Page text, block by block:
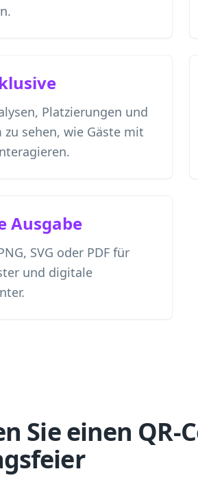
Platzierungen und
sehen, wie Gäste mit
Ausgabe
SVG oder PDF für
und digitale
Sie einen QR-